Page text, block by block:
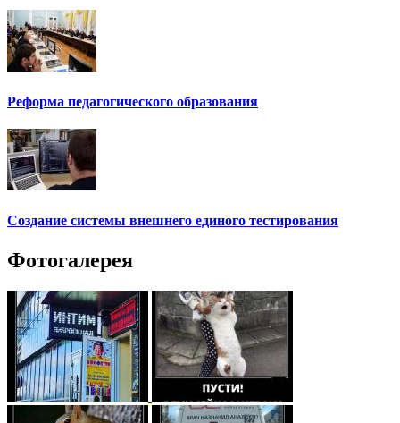
Реформа педагогического образования
Создание системы внешнего единого тестирования
Фотогалерея